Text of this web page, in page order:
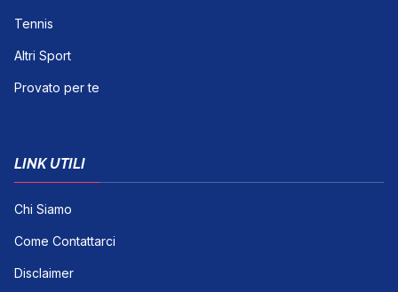
Tennis
Altri Sport
Provato per te
LINK UTILI
Chi Siamo
Come Contattarci
Disclaimer